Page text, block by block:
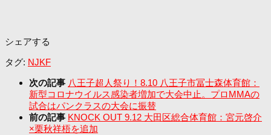
シェアする
タグ: NJKF
次の記事 八王子超人祭り！8.10 八王子市冨士森体育館：
新型コロナウイルス感染者増加で大会中止。プロMMAの
試合はパンクラスの大会に振替
前の記事 KNOCK OUT 9.12 大田区総合体育館：宮元啓介
×栗秋祥梧を追加